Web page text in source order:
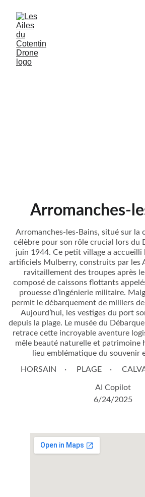
Arromanches-
Arromanches-les-Bains, situé sur la
célèbre pour son rôle crucial lors du
juin 1944. Ce petit village a accueilli
artificiels Mulberry, construits par les
ravitaillement des troupes après
composé de caissons flottants
prouesse d’ingénierie militaire.
permit le débarquement de milliers
Aujourd’hui, les vestiges du port
depuis la plage. Le musée du
retrace cette incroyable aventure
mêle beauté naturelle et patrimoine
lieu emblématique du souvenir
HORSAIN
PLAGE
AI Copilot
6/24/2025